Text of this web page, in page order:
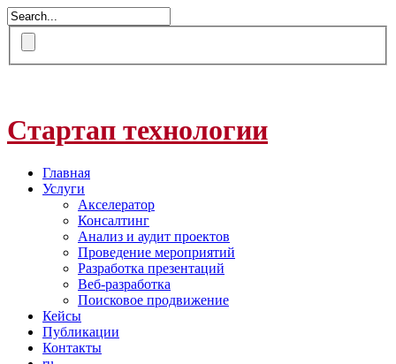
Стартап технологии
Главная
Услуги
Акселератор
Консалтинг
Анализ и аудит проектов
Проведение мероприятий
Разработка презентаций
Веб-разработка
Поисковое продвижение
Кейсы
Публикации
Контакты